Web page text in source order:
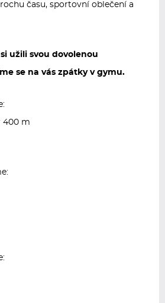
času, sportovní oblečení a
užili svou dovolenou
se na vás zpátky v gymu.
400 m